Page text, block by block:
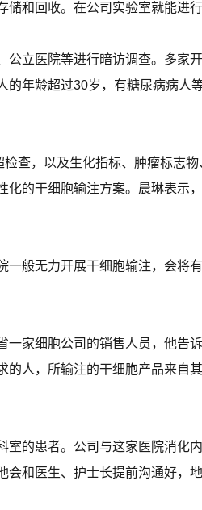
和回收。在公司实验室就能进行
公立医院等进行暗访调查。多家
的年龄超过30岁，有糖尿病病人
查，以及生化指标、肿瘤标志物
的干细胞输注方案。晨琳表示
般无力开展干细胞输注，会将
家细胞公司的销售人员，他告
的人，所输注的干细胞产品来自
的患者。公司与这家医院消化
和医生、护士长提前沟通好，